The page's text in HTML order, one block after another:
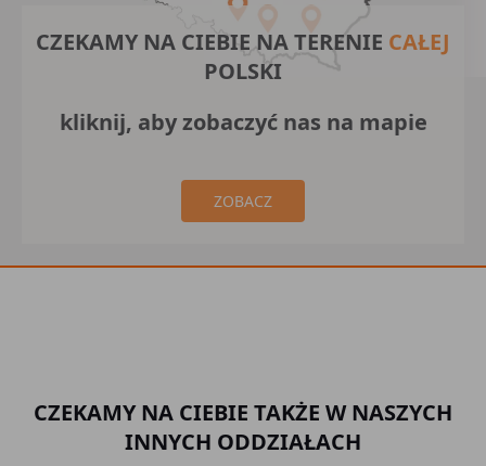
CZEKAMY NA CIEBIE NA TERENIE CAŁEJ
POLSKI
kliknij, aby zobaczyć nas na mapie
ZOBACZ
CZEKAMY NA CIEBIE TAKŻE W NASZYCH
INNYCH ODDZIAŁACH